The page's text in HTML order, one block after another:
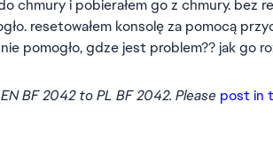
chmury i pobierałem go z chmury. bez
resetowałem konsolę za pomocą
pomogło, gdze jest problem?? jak go
BF 2042 to PL BF 2042. Please post in